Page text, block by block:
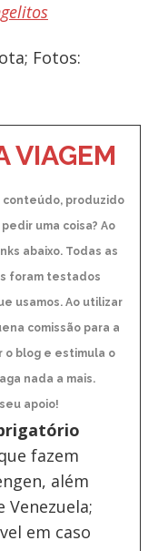
Fotos:
VIAGEM
produzido
uma coisa? Ao
abaixo. Todas as
foram testados
usamos. Ao utilizar
comissão para a
o blog e estimula o
nada a mais.
apoio!
fazem
além
Venezuela;
em caso